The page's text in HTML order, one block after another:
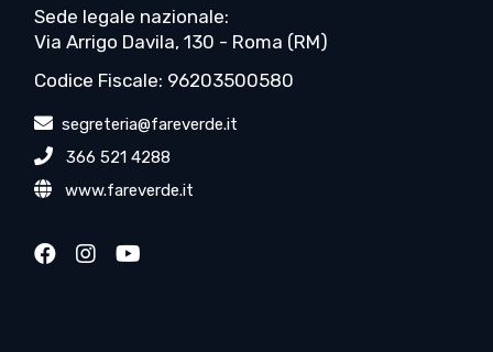
Sede legale nazionale:
Via Arrigo Davila, 130 - Roma (RM)
Codice Fiscale: 96203500580
segreteria@fareverde.it
366 521 4288
www.fareverde.it